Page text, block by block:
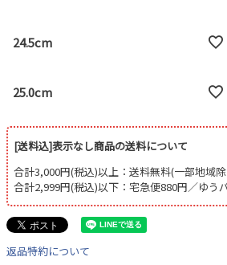
24.5cm
25.0cm
[送料込]表示なし商品の送料について
合計3,000円(税込)以上：送料無料(一部地域
合計2,999円(税込)以下：宅急便880円／ゆう
返品特約について